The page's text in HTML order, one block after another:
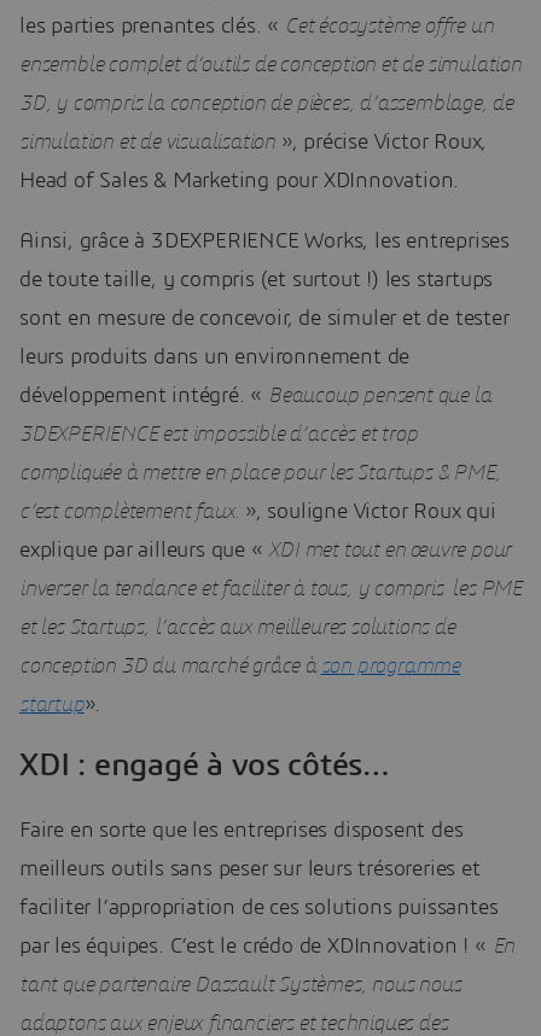
les parties prenantes clés. « Cet écosystème offre un
ensemble complet d’outils de conception et de simulation
3D, y compris la conception de pièces, d’assemblage, de
simulation et de visualisation », précise Victor Roux,
Head of Sales & Marketing pour XDInnovation.
Ainsi, grâce à 3DEXPERIENCE Works, les entreprises
de toute taille, y compris (et surtout !) les startups
sont en mesure de concevoir, de simuler et de tester
leurs produits dans un environnement de
développement intégré. « Beaucoup pensent que la
3DEXPERIENCE est impossible d’accès et trop
compliquée à mettre en place pour les Startups & PME,
c’est complètement faux. », souligne Victor Roux qui
explique par ailleurs que « XDI met tout en œuvre pour
inverser la tendance et faciliter à tous, y compris les PME
et les Startups, l’accès aux meilleures solutions de
conception 3D du marché grâce à son programme
startup».
XDI : engagé à vos côtés…
Faire en sorte que les entreprises disposent des
meilleurs outils sans peser sur leurs trésoreries et
faciliter l’appropriation de ces solutions puissantes
par les équipes. C’est le crédo de XDInnovation ! « En
tant que partenaire Dassault Systèmes, nous nous
adaptons aux enjeux financiers et techniques des